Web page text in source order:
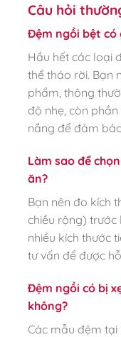
Câu hỏi
Đệm ngồi bệt có
Hầu hết các loại
thể tháo rời. Bạn
phẩm, thông
độ nhẹ, còn
nắng để đảm
Làm sao để
ăn?
Bạn nên đo kích
chiều rộng) trước
nhiều kích thước
tư vấn để được
Đệm ngồi có bị
không?
Các mẫu đệm